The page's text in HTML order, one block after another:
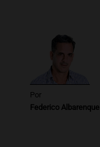
Por
Federico Albarenque